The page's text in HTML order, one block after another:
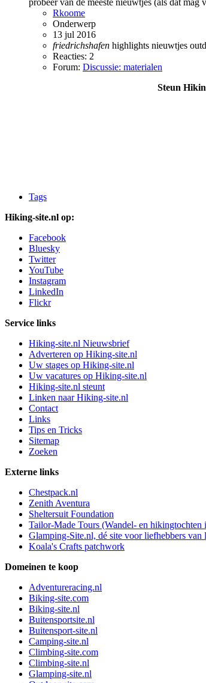
Rkoome
Onderwerp
13 jul 2016
friedrichshafen highlights nieuwtjes
Reacties: 2
Forum: Discussie: materialen
Steun
Tags
Hiking-site.nl op:
Facebook
Bluesky
Twitter
YouTube
Instagram
LinkedIn
Flickr
Service links
Hiking-site.nl Nieuwsbrief
Adverteren op Hiking-site.nl
Uw stages op Hiking-site.nl
Uw vacatures op Hiking-site.nl
Hiking-site.nl steunt
Linken naar Hiking-site.nl
Contact
Links
Tips en Tricks
Sitemap
Zoeken
Externe links
Chestpack.nl
Zenith Aventura
Sheltersuit Foundation
Tailor-Made Tours (Wandel- en hikingtochten
Glamping-Site.nl, dé site voor liefhebbers van
Koala's Crafts patchwork
Domeinen te koop
Adventureracing.nl
Biking-site.com
Biking-site.nl
Buitensportsite.nl
Buitensport-site.nl
Camping-site.nl
Climbing-site.com
Climbing-site.nl
Glamping-site.nl